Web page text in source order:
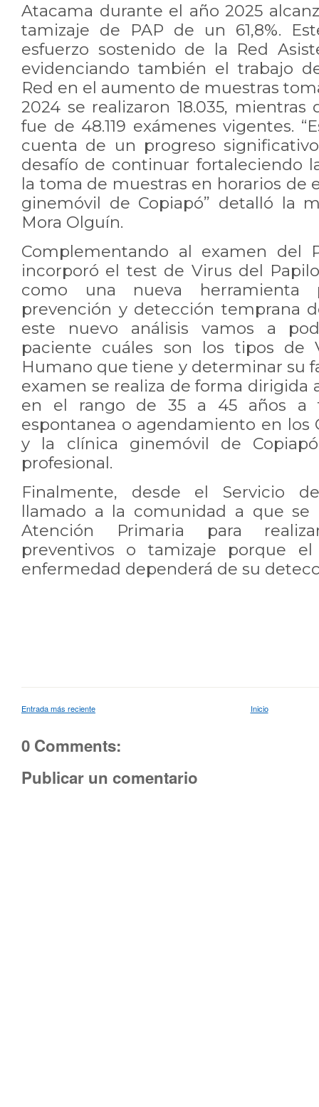
Atacama durante el año 2025
tamizaje de PAP de un 61,8%.
esfuerzo sostenido de la Red
evidenciando también el trabajo
Red en el aumento de muestras
2024 se realizaron 18.035,
fue de 48.119 exámenes vigentes.
cuenta de un progreso
desafío de continuar fortaleciendo
la toma de muestras en horarios de
ginemóvil de Copiapó” detalló la
Mora Olguín.
Complementando al examen del
incorporó el test de Virus del
como una nueva herramienta
prevención y detección temprana
este nuevo análisis vamos a
paciente cuáles son los tipos de
Humano que tiene y determinar su
examen se realiza de forma dirigida
en el rango de 35 a 45 años a
espontanea o agendamiento en los
y la clínica ginemóvil de
profesional.
Finalmente, desde el Servicio
llamado a la comunidad a que se
Atención Primaria para
preventivos o tamizaje porque
enfermedad dependerá de su
Entrada más reciente Inicio
0 Comments:
Publicar un comentario